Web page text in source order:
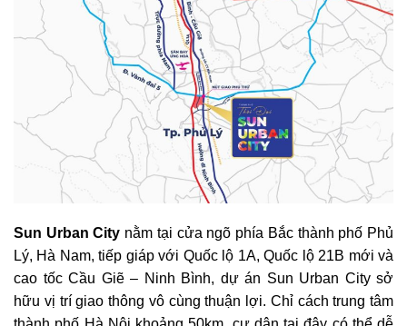
Sun Urban City nằm tại cửa ngõ phía Bắc thành phố Phủ
Lý, Hà Nam, tiếp giáp với Quốc lộ 1A, Quốc lộ 21B mới và
cao tốc Cầu Giẽ – Ninh Bình, dự án Sun Urban City sở
hữu vị trí giao thông vô cùng thuận lợi. Chỉ cách trung tâm